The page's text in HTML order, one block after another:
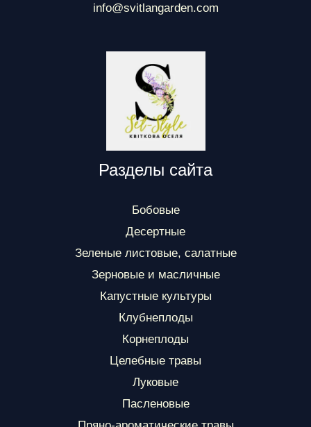
info@svitlangarden.com
Разделы сайта
Бобовые
Десертные
Зеленые листовые, салатные
Зерновые и масличные
Капустные культуры
Клубнеплоды
Корнеплоды
Целебные травы
Луковые
Пасленовые